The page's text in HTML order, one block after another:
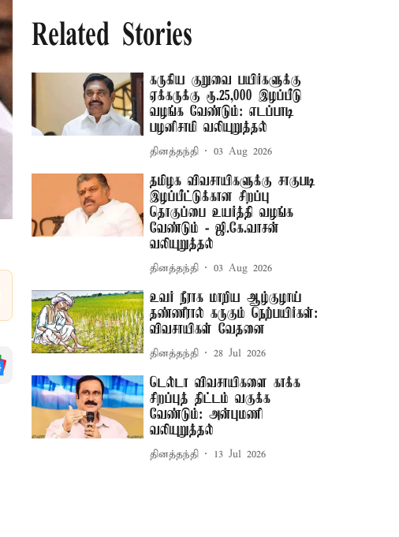
Related Stories
கருகிய குறுவை பயிர்களுக்கு
ஏக்கருக்கு ரூ.25,000 இழப்பீடு
வழங்க வேண்டும்: எடப்பாடி
பழனிசாமி வலியுறுத்தல்
தினத்தந்தி 03 Aug 2026
தமிழக விவசாயிகளுக்கு சாகுபடி
இழப்பீட்டுக்கான சிறப்பு
தொகுப்பை உயர்த்தி வழங்க
வேண்டும் - ஜி.கே.வாசன்
வலியுறுத்தல்
தினத்தந்தி 03 Aug 2026
உவர் நீராக மாறிய ஆழ்குழாய்
தண்ணீரால் கருகும் நெற்பயிர்கள்:
விவசாயிகள் வேதனை
தினத்தந்தி 28 Jul 2026
டெல்டா விவசாயிகளை காக்க
சிறப்புத் திட்டம் வகுக்க
வேண்டும்: அன்புமணி
வலியுறுத்தல்
தினத்தந்தி 13 Jul 2026